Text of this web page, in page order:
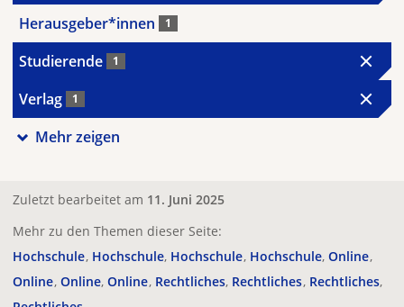
Herausgeber*innen 1
Studierende 1
Verlag 1
Mehr zeigen
Zuletzt bearbeitet am 11. Juni 2025
Mehr zu den Themen dieser Seite:
Hochschule Hochschule Hochschule Hochschule Online
Online Online Online Rechtliches Rechtliches Rechtliches